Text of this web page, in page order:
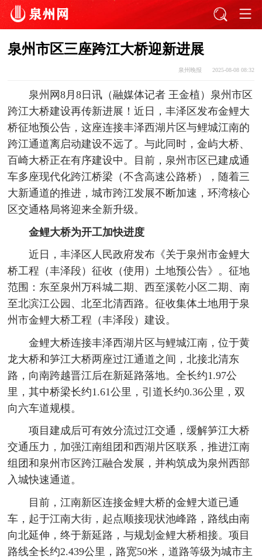
泉州市区三座跨江大桥迎新进展
泉州晚报 2025-08-08 08:32
泉州网8月8日讯（融媒体记者 王金植）泉州市区
跨江大桥建设再传新进展！近日，丰泽区发布金鲤大
桥征地预公告，这座连接丰泽西湖片区与鲤城江南的
跨江通道离启动建设不远了。与此同时，金屿大桥、
百崎大桥正在有序建设中。目前，泉州市区已建成通
车多座现代化跨江桥梁（不含高速公路桥），随着三
大新通道的推进，城市跨江发展不断加速，环湾核心
区交通格局将迎来全新升级。
金鲤大桥为开工加快进度
近日，丰泽区人民政府发布《关于泉州市金鲤大
桥工程（丰泽段）征收（使用）土地预公告》。征地
范围：东至泉州万科城二期、西至溪乾小区二期、南
至北滨江公园、北至北清西路。征收集体土地用于泉
州市金鲤大桥工程（丰泽段）建设。
金鲤大桥连接丰泽西湖片区与鲤城江南，位于黄
龙大桥和笋江大桥两座过江通道之间，北接北清东
路，向南跨越晋江后在新延路落地。全长约1.97公
里，其中桥梁长约1.61公里，引道长约0.36公里，双
向六车道规模。
项目建成后可有效分流过江交通，缓解笋江大桥
交通压力，加强江南组团和西湖片区联系，推进江南
组团和泉州市区跨江融合发展，并构筑成为泉州西部
入城快速通道。
目前，江南新区连接金鲤大桥的金鲤大道已通
车，起于江南大街，起点顺接现状池峰路，路线由南
向北延伸，终于新延路，与规划金鲤大桥相接。项目
路线全长约2.439公里，路宽50米，道路等级为城市主